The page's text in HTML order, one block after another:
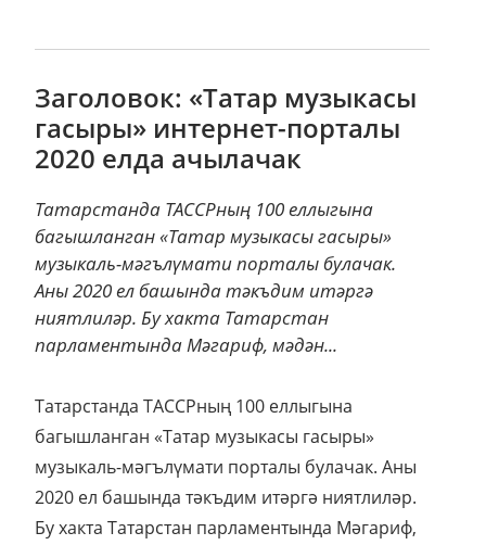
Заголовок: «Татар музыкасы
гасыры» интернет-порталы
2020 елда ачылачак
Татарстанда ТАССРның 100 еллыгына
багышланган «Татар музыкасы гасыры»
музыкаль-мәгълүмати порталы булачак.
Аны 2020 ел башында тәкъдим итәргә
ниятлиләр. Бу хакта Татарстан
парламентында Мәгариф, мәдән...
Татарстанда ТАССРның 100 еллыгына
багышланган «Татар музыкасы гасыры»
музыкаль-мәгълүмати порталы булачак. Аны
2020 ел башында тәкъдим итәргә ниятлиләр.
Бу хакта Татарстан парламентында Мәгариф,